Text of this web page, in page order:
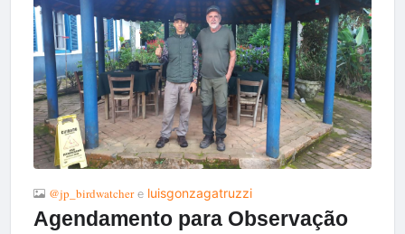
@jp_birdwatchere luisgonzagatruzzi
Agendamento para Observação